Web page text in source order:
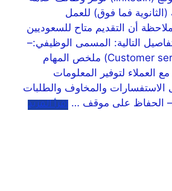
فما فوق) للعمل
أن التقديم متاح للسعوديين
التالية: المسمى الوظيفي:–
خدمة العملاء (Customer service) ملخص المهام
العملاء لتوفير المعلومات
الاستفسارات والمخاوف والطلبات
الحفاظ على موقف … اقرأ المزيد